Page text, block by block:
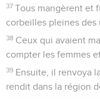
37 Tous mangèrent et
corbeilles pleines des
38 Ceux qui avaient
compter les femmes
39 Ensuite, il renvoya
rendit dans la région